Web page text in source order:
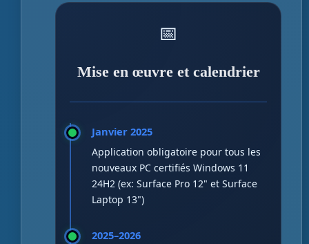
📅
Mise en œuvre et calendrier
Janvier 2025
Application obligatoire pour tous les
nouveaux PC certifiés Windows 11
24H2 (ex: Surface Pro 12" et Surface
Laptop 13")
2025–2026